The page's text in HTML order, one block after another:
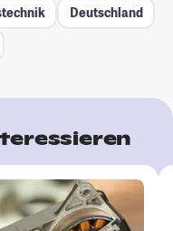
Deutschland